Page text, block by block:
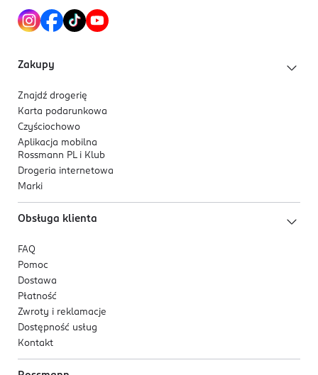
Zakupy
Znajdź drogerię
Karta podarunkowa
Czyściochowo
Aplikacja mobilna
Rossmann PL i Klub
Drogeria internetowa
Marki
Obsługa klienta
FAQ
Pomoc
Dostawa
Płatność
Zwroty i reklamacje
Dostępność usług
Kontakt